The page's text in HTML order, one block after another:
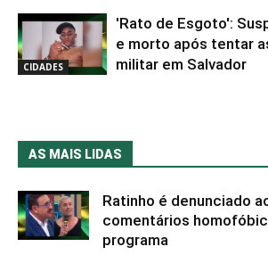
CIDADES
'Rato de Esgoto':
e morto após tentar
militar em Salvador
AS MAIS LIDAS
Ratinho é denunciado
comentários
programa